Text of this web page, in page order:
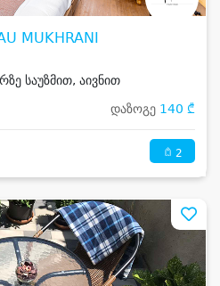
MUKHRANI
საუზმით, აივნით
დაზოგე 140 ₾
2